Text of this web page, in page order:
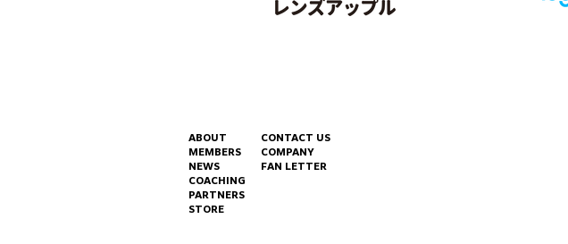
ABOUT
MEMBERS
NEWS
COACHING
PARTNERS
STORE
CONTACT US
COMPANY
FAN LETTER